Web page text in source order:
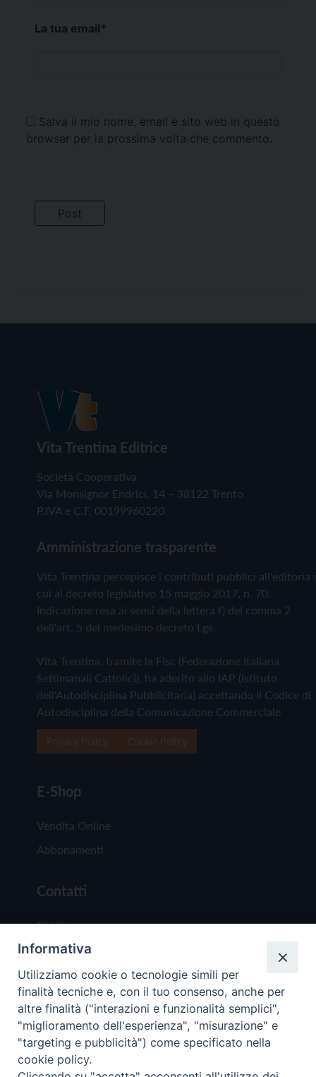
La tua email*
Salva il mio nome, email e sito web in questo
browser per la prossima volta che commento.
Vita Trentina Editrice
Società Cooperativa
Via Monsignor Endrici, 14 – 38122 Trento
P.IVA e C.F. 00199960220
Amministrazione trasparente
Vita Trentina percepisce i contributi pubblici all'editoria
cui al decreto legislativo 15 maggio 2017, n. 70.
Indicazione resa ai sensi della lettera f) del comma 2
dell'art. 5 del medesimo decreto Lgs.
Vita Trentina, tramite la Fisc (Federazione Italiana
Settimanali Cattolici), ha aderito allo IAP (Istituto
dell'Autodisciplina Pubblicitaria) accettando il Codice di
Autodisciplina della Comunicazione Commerciale
E-Shop
Vendita Online
Abbonamenti
Contatti
Chi Siamo
Redazione
Scrivici
Copyright © 2019 - Tutti i diritti riservati - Vita
Informativa
Utilizziamo cookie o tecnologie simili per
finalità tecniche e, con il tuo consenso, anche per
altre finalità ("interazioni e funzionalità semplici",
"miglioramento dell'esperienza", "misurazione" e
"targeting e pubblicità") come specificato nella
cookie policy.